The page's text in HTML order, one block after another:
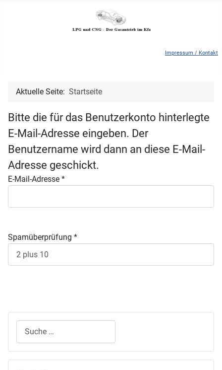
Impressum / Kontakt
Aktuelle Seite: Startseite
Bitte die für das Benutzerkonto hinterlegte
E-Mail-Adresse eingeben. Der
Benutzername wird dann an diese E-Mail-
Adresse geschickt.
E-Mail-Adresse *
Spamüberprüfung *